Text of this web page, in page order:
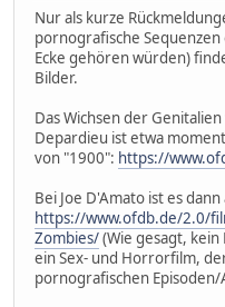
Nur als kurze
pornografische Sequenzen
Ecke gehören würden)
Bilder.
Das Wichsen der
Depardieu ist etwa
von "1900": https://
Bei Joe D'Amato ist es
https://www.ofdb.de/2.0/
Zombies/(Wie gesagt,
ein Sex- und Horrorfilm,
pornografischen